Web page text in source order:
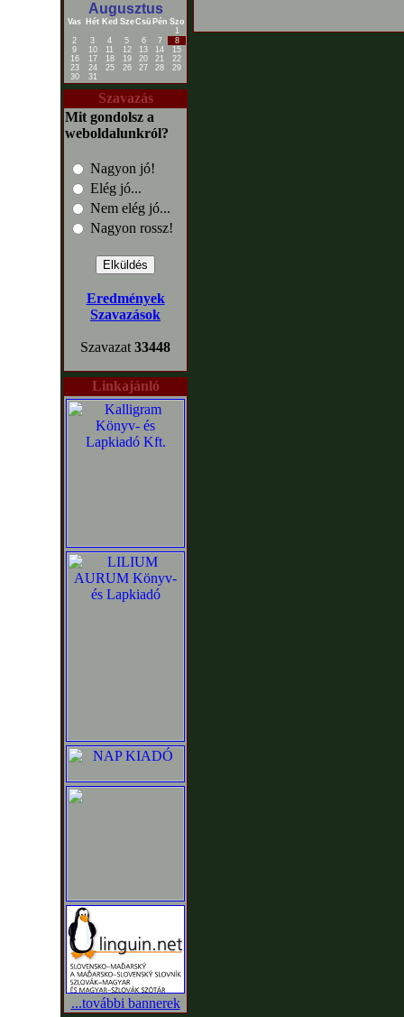
Augusztus
Vas Hét Ked SzeCsü Pén Szo
1
2
3 4 5 6 7
8
9
10 11 12 13 14
15
16
17 18 19 20 21
22
23
24 25 26 27 28
29
30
31
Szavazás
Mit gondolsz a
weboldalunkról?
Nagyon jó!
Elég jó...
Nem elég jó...
Nagyon rossz!
Eredmények
Szavazások
Szavazat 33448
Linkajánló
...további bannerek